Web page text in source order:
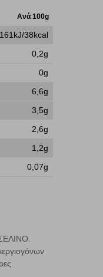
Ανά 100g
161kJ/38kcal
0,2g
0g
6,6g
3,5g
2,6g
1,2g
0,07g
αρχείων cookies,
σας ή/και της
Πάντα Ενεργό